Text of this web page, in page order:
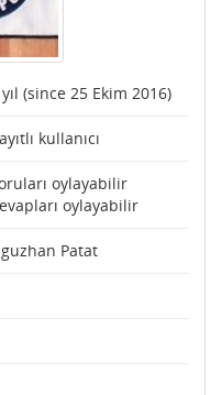
(since 25 Ekim 2016)
kullanıcı
oylayabilir
oylayabilir
Patat